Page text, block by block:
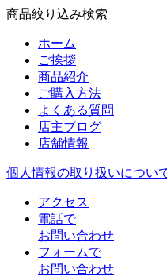
商品絞り込み検索
ホーム
ご挨拶
商品紹介
ご購入方法
よくある質問
店主ブログ
店舗情報
個人情報の取り扱いについ
アクセス
電話で
お問い合わせ
フォームで
お問い合わせ